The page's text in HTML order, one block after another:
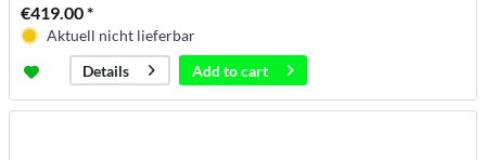
€419.00 *
Aktuell nicht lieferbar
Details
Add tocart